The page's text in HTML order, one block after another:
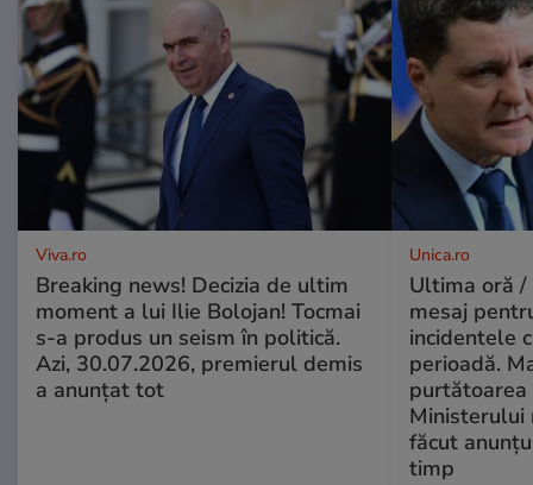
Viva.ro
Breaking news! Decizia de ultim
moment a lui Ilie Bolojan! Tocmai
s-a produs un seism în politică.
Azi, 30.07.2026, premierul demis
a anunțat tot
Unica.ro
Ultima oră /
mesaj
incidentele
perioadă.
purtătoarea
Ministerului
făcut
timp